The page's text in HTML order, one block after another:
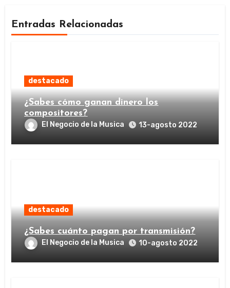
Entradas Relacionadas
destacado
¿Sabes cómo ganan dinero los
compositores?
El Negocio de la Musica 13-agosto 2022
destacado
¿Sabes cuánto pagan por transmisión?
El Negocio de la Musica 10-agosto 2022